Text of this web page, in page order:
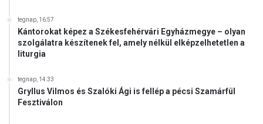
tegnap, 16:57
Kántorokat képez a Székesfehérvári Egyházmegye – olyan
szolgálatra készítenek fel, amely nélkül elképzelhetetlen a
liturgia
tegnap, 14:33
Gryllus Vilmos és Szalóki Ági is fellép a pécsi Szamárfül
Fesztiválon